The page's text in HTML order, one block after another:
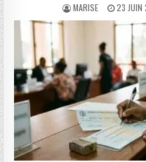
AUTHOR:
MARISE 23